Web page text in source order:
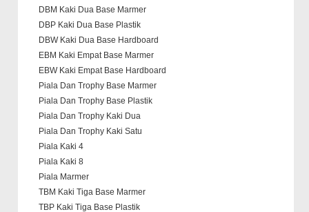
DBM Kaki Dua Base Marmer
DBP Kaki Dua Base Plastik
DBW Kaki Dua Base Hardboard
EBM Kaki Empat Base Marmer
EBW Kaki Empat Base Hardboard
Piala Dan Trophy Base Marmer
Piala Dan Trophy Base Plastik
Piala Dan Trophy Kaki Dua
Piala Dan Trophy Kaki Satu
Piala Kaki 4
Piala Kaki 8
Piala Marmer
TBM Kaki Tiga Base Marmer
TBP Kaki Tiga Base Plastik